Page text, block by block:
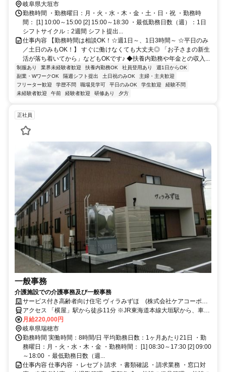
岐阜県大垣市
勤務時間 ・勤務曜日：月・火・水・木・金・土・日・祝 ・勤務時
間： [1] 10:00～15:00 [2] 15:00～18:30 ・最低勤務日数（週）：1日
シフトサイクル：2週間 シフト提出...
仕事内容 【勤務時間は相談OK！☆週1日～、1日3時間～ ☆平日のみ
／土日のみもOK！】 すぐに働けなくても大丈夫◎ 「お子さまの新生
活が落ち着いてから」などもOKです♪ ◆扶養内勤務や年金との収入...
制服あり 業界未経験者歓迎 扶養内勤務OK 社員登用あり
週1日からOK
副業・WワークOK
隔週シフト提出 土日祝のみOK
主婦・主夫歓迎
フリーター歓迎
学歴不問 職場見学可 平日のみOK 学生歓迎
経験不問
未経験者歓迎
午前 経験者歓迎 研修あり 夕方
正社員
一般事務
介護施設での介護事務及び一般事務
サービス付き高齢者向け住宅 ヴィラみずほ (株式会社ケアコーポレ
ーション)
アクセス 「横屋」駅から徒歩11分 ※JR東海道本線大垣駅から、車で
15分 ※車通勤OK
月給220,000円
岐阜県瑞穂市
勤務時間 実働時間：8時間/日 平均勤務日数：1ヶ月あたり21日 ・勤
務曜日：月・火・水・木・金 ・勤務時間： [1] 08:30～17:30 [2] 09:00
～18:00 ・最低勤務日数（週...
仕事内容 仕事内容 ・レセプト請求 ・書類確認 ・請求業務 ・窓口対